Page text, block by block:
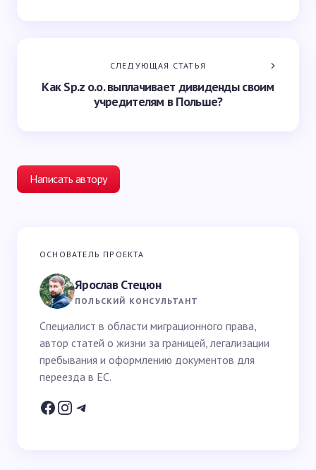
СЛЕДУЮЩАЯ СТАТЬЯ
Как Sp.z o.o. выплачивает дивиденды своим
учредителям в Польше?
Написать автору
Ваш адрес email не будет опубликован.
Ваш вопрос *
Ваше имя *
Email *
ОСНОВАТЕЛЬ ПРОЕКТА
Ярослав Стецюн
ПОЛЬСКИЙ КОНСУЛЬТАНТ
Специалист в области миграционного права,
автор статей о жизни за границей, легализации
пребывания и оформлению документов для
переезда в ЕС.